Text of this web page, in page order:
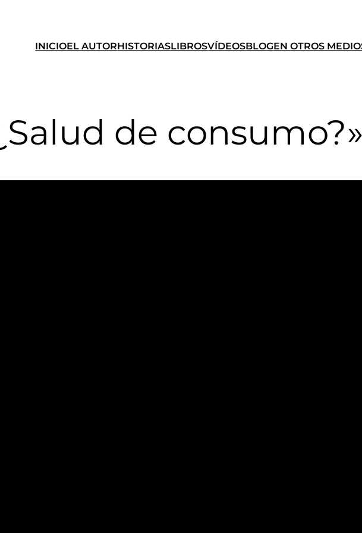
INICIOEL AUTORHISTORIASLIBROSVÍDEOSBLOGEN OTROS
de consumo?»